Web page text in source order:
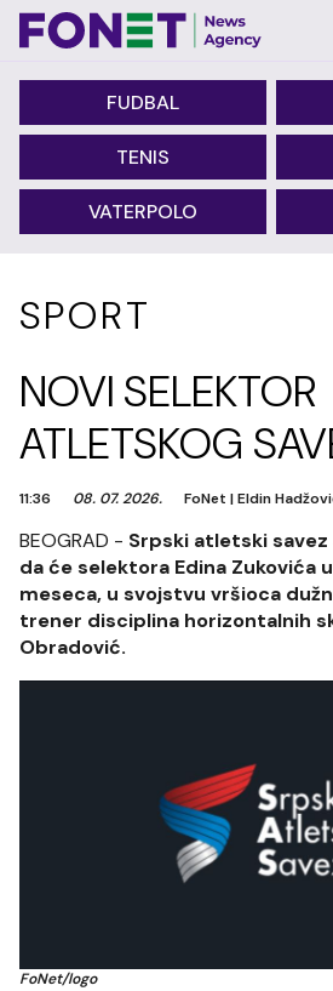
FUDBAL
TENIS
VATERPOLO
SPORT
NOVI SELEKTOR
ATLETSKOG
11:36 08. 07. 2026. FoNet |Eldin
BEOGRAD - Srpski atletski
da će selektora Edina Zukovića
meseca, u svojstvu vršioca
trener disciplina horizontalnih
Obradović.
FoNet/logo